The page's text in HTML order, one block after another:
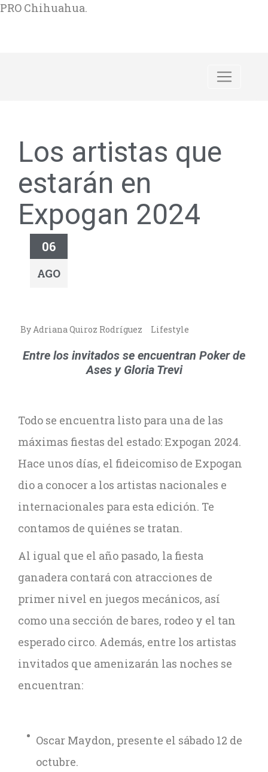
PRO Chihuahua.
Los artistas que
estarán en
Expogan 2024
06
AGO
By Adriana Quiroz Rodríguez Lifestyle
Entre los invitados se encuentran Poker de
Ases y Gloria Trevi
Todo se encuentra listo para una de las
máximas fiestas del estado: Expogan 2024.
Hace unos días, el fideicomiso de Expogan
dio a conocer a los artistas nacionales e
internacionales para esta edición. Te
contamos de quiénes se tratan.
Al igual que el año pasado, la fiesta
ganadera contará con atracciones de
primer nivel en juegos mecánicos, así
como una sección de bares, rodeo y el tan
esperado circo. Además, entre los artistas
invitados que amenizarán las noches se
encuentran:
Oscar Maydon, presente el sábado 12 de
octubre.